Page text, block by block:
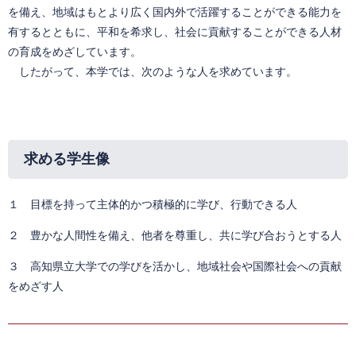
を備え、地域はもとより広く国内外で活躍することができる能力を
有するとともに、平和を希求し、社会に貢献することができる人材
の育成をめざしています。
したがって、本学では、次のような人を求めています。
求める学生像
１ 目標を持って主体的かつ積極的に学び、行動できる人
２ 豊かな人間性を備え、他者を尊重し、共に学び合おうとする人
３ 高知県立大学での学びを活かし、地域社会や国際社会への貢献
をめざす人